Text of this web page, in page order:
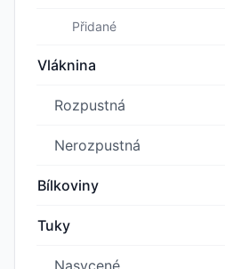
Přidané
Vláknina
Rozpustná
Nerozpustná
Bílkoviny
Tuky
Nasycené